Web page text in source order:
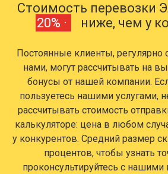
Стоимость перевозки
20% ·
ниже, чем у
Постоянные клиенты,
нами, могут рассчитывать на
бонусы от нашей компании.
пользуетесь нашими услугами,
рассчитывать стоимость
калькуляторе: цена в любом
у конкурентов. Средний размер
процентов, чтобы узнать
проконсультируйтесь с